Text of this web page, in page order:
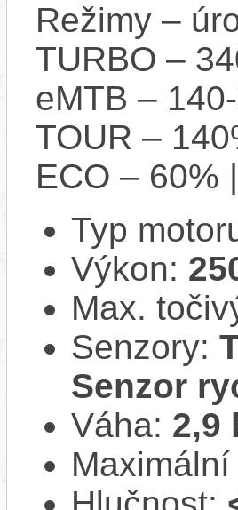
Režimy –
TURBO –
eMTB –
TOUR –
ECO – 60%
Typ
Výkon:
Max.
Senzory:
Senzor
Váha: 2,9